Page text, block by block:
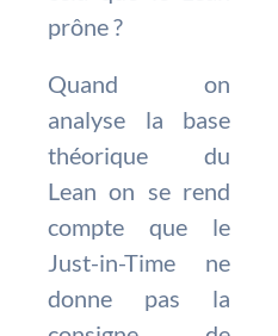
prône ?
Quand on
analyse la base
théorique du
Lean on se rend
compte que le
Just-in-Time ne
donne pas la